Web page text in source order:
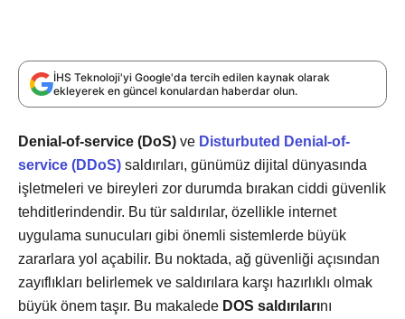
İHS Teknoloji'yi Google'da tercih edilen kaynak olarak
ekleyerek en güncel konulardan haberdar olun.
Denial-of-service (DoS) ve Disturbuted Denial-of-
service (DDoS) saldırıları, günümüz dijital dünyasında
işletmeleri ve bireyleri zor durumda bırakan ciddi güvenlik
tehditlerindendir. Bu tür saldırılar, özellikle internet
uygulama sunucuları gibi önemli sistemlerde büyük
zararlara yol açabilir. Bu noktada, ağ güvenliği açısından
zayıflıkları belirlemek ve saldırılara karşı hazırlıklı olmak
büyük önem taşır. Bu makalede DOS saldırılarını